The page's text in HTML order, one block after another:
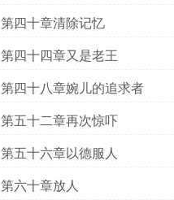
第四十章清除记忆
第四十四章又是老王
第四十八章婉儿的追求者
第五十二章再次惊吓
第五十六章以德服人
第六十章放人